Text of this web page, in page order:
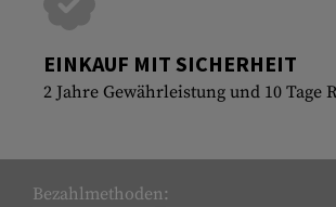
EINKAUF MIT SICHERHEIT
2 Jahre Gewährleistung und 10 Tage
Bezahlmethoden: